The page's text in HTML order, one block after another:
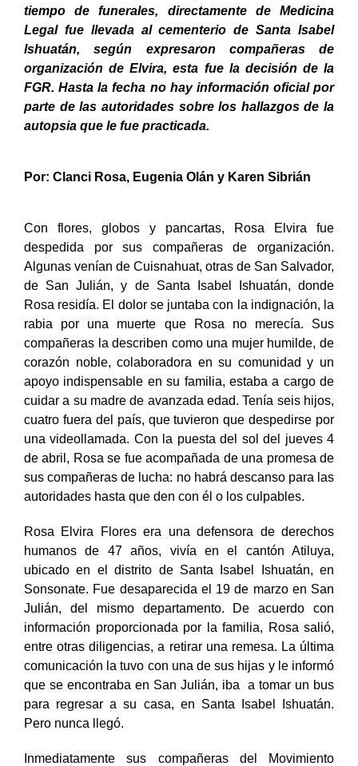
tiempo de funerales, directamente de Medicina
Legal fue llevada al cementerio de Santa Isabel
Ishuatán, según expresaron compañeras de
organización de Elvira, esta fue la decisión de la
FGR. Hasta la fecha no hay información oficial por
parte de las autoridades sobre los hallazgos de la
autopsia que le fue practicada.
Por: Clanci Rosa, Eugenia Olán y Karen Sibrián
Con flores, globos y pancartas, Rosa Elvira fue
despedida por sus compañeras de organización.
Algunas venían de Cuisnahuat, otras de San Salvador,
de San Julián, y de Santa Isabel Ishuatán, donde
Rosa residía. El dolor se juntaba con la indignación, la
rabia por una muerte que Rosa no merecía. Sus
compañeras la describen como una mujer humilde, de
corazón noble, colaboradora en su comunidad y un
apoyo indispensable en su familia, estaba a cargo de
cuidar a su madre de avanzada edad. Tenía seis hijos,
cuatro fuera del país, que tuvieron que despedirse por
una videollamada. Con la puesta del sol del jueves 4
de abril, Rosa se fue acompañada de una promesa de
sus compañeras de lucha: no habrá descanso para las
autoridades hasta que den con él o los culpables.
Rosa Elvira Flores era una defensora de derechos
humanos de 47 años, vivía en el cantón Atiluya,
ubicado en el distrito de Santa Isabel Ishuatán, en
Sonsonate. Fue desaparecida el 19 de marzo en San
Julián, del mismo departamento. De acuerdo con
información proporcionada por la familia, Rosa salió,
entre otras diligencias, a retirar una remesa. La última
comunicación la tuvo con una de sus hijas y le informó
que se encontraba en San Julián, iba a tomar un bus
para regresar a su casa, en Santa Isabel Ishuatán.
Pero nunca llegó.
Inmediatamente sus compañeras del Movimiento